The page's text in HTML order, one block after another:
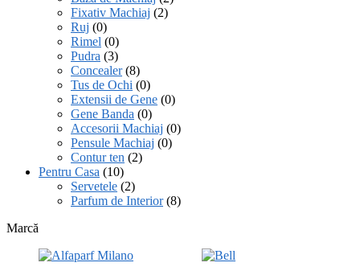
Fixativ Machiaj (2)
Ruj (0)
Rimel (0)
Pudra (3)
Concealer (8)
Tus de Ochi (0)
Extensii de Gene (0)
Gene Banda (0)
Accesorii Machiaj (0)
Pensule Machiaj (0)
Contur ten (2)
Pentru Casa (10)
Servetele (2)
Parfum de Interior (8)
Marcă